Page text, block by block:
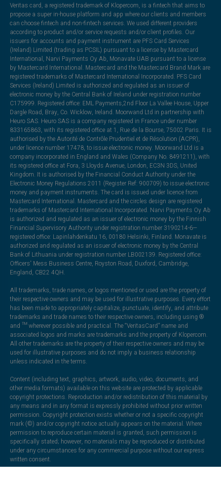
Veritas card, a registered trademark of Klopercom, is a fintech that aims to
propose a super in-house platform and app where our clients and members
can choose fintech and non-fintech services. We used different providers
according to product and/or service requests and/or client profiles. Our
issuers for accounts and payment instrument are PFS Card Services
(Ireland) Limited (trading as PCSIL) pursuant to a license by Mastercard
International, Narvi Payments Oy Ab, Monavate UAB pursuant to a license
by Mastercard International. Mastercard and the Mastercard Brand Mark are
registered trademarks of Mastercard International Incorporated. PFS Card
Services (Ireland) Limited is authorized and regulated as an issuer of
electronic money by the Central Bank of Ireland under registration number
C175999. Registered office: EML Payments,2nd Floor La Vallee House, Upper
Dargle Road, Bray, Co. Wicklow, Ireland. Moorwand Ltd in partnership with
Heuro SAS. Heuro SAS is a company registered in France under number
833165863, with its registered office at 1, Rue de la Bourse, 75002 Paris. It is
authorised by the Autorité de Contrôle Prudentiel et de Résolution (ACPR),
under licence number 17478, to issue electronic money. Moorwand Ltd is a
company incorporated in England and Wales (Company No. 8491211), with
its registered office at Fora, 3 Lloyds Avenue, London, EC3N 3DS, United
Kingdom. It is authorised by the Financial Conduct Authority under the
Electronic Money Regulations 2011 (Register Ref: 900709) to issue electronic
money and payment instruments. The card is issued under licence from
Mastercard International. Mastercard and the circles design are registered
trademarks of Mastercard International Incorporated. Narvi Payments Oy Ab
is authorized and regulated as an issuer of electronic money by the Finnish
Financial Supervisory Authority under registration number 3190214-6—
registered office: Lapinlahdenkatu 16, 00180 Helsinki, Finland. Monavate is
authorized and regulated as an issuer of electronic money by the Central
Bank of Lithuania under registration number LB002139. Registered office:
Officers' Mess Business Centre, Royston Road, Duxford, Cambridge,
England, CB22 4QH.
All trademarks, trade names, or logos mentioned or used are the property of
their respective owners and may be used for illustrative purposes. Every effort
has been made to appropriately capitalize, punctuate, identify, and attribute
trademarks and trade names to their respective owners, including using ®
and ™ wherever possible and practical. The “VeritasCard” name and
associated logos and marks are trademarks and the property of Klopercom.
All other trademarks are the property of their respective owners and may be
used for illustrative purposes and do not imply a business relationship
unless indicated in the terms.
Content (including text, graphics, artwork, audio, video, documents, and
other media formats) available on this website are protected by applicable
copyright protections. Reproduction and/or redistribution of this material by
any means and in any format is expressly prohibited without prior written
permission. Copyright protection exists whether or not a specific copyright
mark (©) and/or copyright notice actually appears on the material. Where
permission to reproduce certain material is granted, such permission is
specifically stated; however, no materials may be reproduced or distributed
under any circumstances for any commercial purpose without our express
written consent.